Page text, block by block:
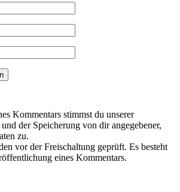
Kommentars stimmst du unserer
und der Speicherung von dir angegebener,
zu.
vor der Freischaltung geprüft. Es besteht
eines Kommentars.